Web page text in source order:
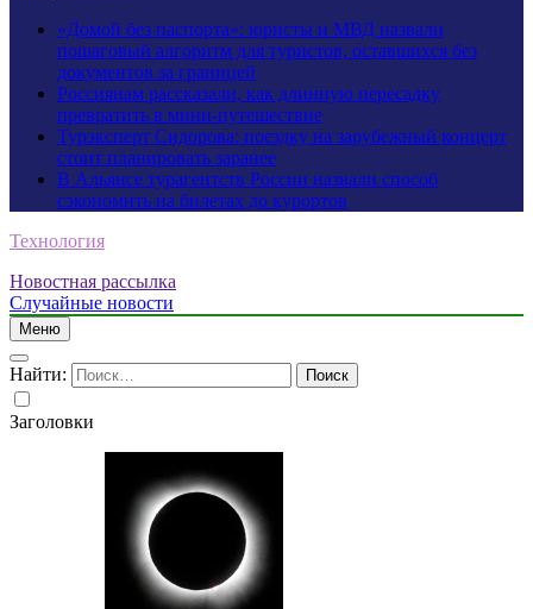
«Домой без паспорта»: юристы и МВД назвали
пошаговый алгоритм для туристов, оставшихся без
документов за границей
Россиянам рассказали, как длинную пересадку
превратить в мини-путешествие
Турэксперт Сидорова: поездку на зарубежный концерт
стоит планировать заранее
В Альянсе турагентств России назвали способ
сэкономить на билетах до курортов
Технология
Новостная рассылка
Случайные новости
Меню
Найти:
Заголовки